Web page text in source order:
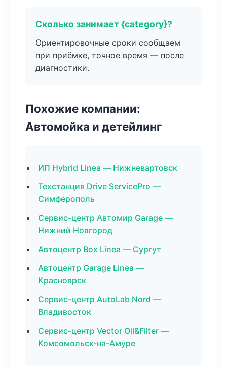
Сколько занимает {category}?
Ориентировочные сроки сообщаем
при приёмке, точное время — после
диагностики.
Похожие компании:
Автомойка и детейлинг
ИП Hybrid Linea — Нижневартовск
Техстанция Drive ServicePro —
Симферополь
Сервис-центр Автомир Garage —
Нижний Новгород
Автоцентр Box Linea — Сургут
Автоцентр Garage Linea —
Красноярск
Сервис-центр AutoLab Nord —
Владивосток
Сервис-центр Vector Oil&Filter —
Комсомольск-на-Амуре